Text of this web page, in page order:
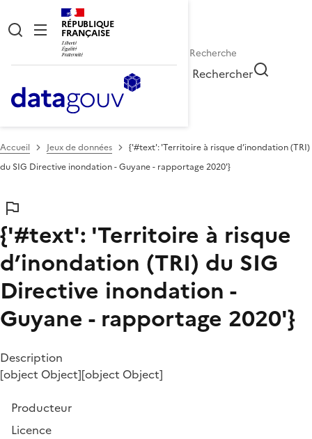
RÉPUBLIQUE
FRANÇAISE
Rechercher
Accueil Jeux de données
{'#text': 'Territoire à risque d’inondation (TRI)
du SIG Directive inondation - Guyane - rapportage 2020'}
{'#text': 'Territoire à risque
d’inondation (TRI) du SIG
Directive inondation -
Guyane - rapportage 2020'}
Description
[object Object][object Object]
Producteur
Licence